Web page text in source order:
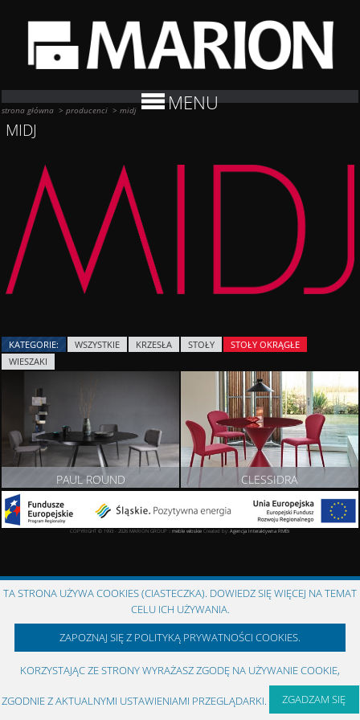
MENU
strona główna >producenci >midj
MIDJ
KATEGORIE: WSZYSTKIE KRZESŁA STOŁY
STOŁY OKRĄGŁE
WIESZAKI
PAUL ROUND
ZOBACZ PRODUKT
CLESSIDRA
ZOBACZ PRODUKT
COPYRIGHT © 1993 - 2026 MARION GROUP ::meble włoskieCreated by:Agencja Interaktywna RMBi
TA STRONA UŻYWA COOKIES (CIASTECZKA). DOWIEDZ SIĘ WIĘCEJ NA TEMAT
CELU ICH UŻYWANIA.
ZAPOZNAJ SIĘ Z POLITYKĄ PRYWATNOŚCI COOKIES.
KORZYSTAJĄC ZE STRONY WYRAŻASZ ZGODĘ NA UŻYWANIE COOKIE,
ZGODNIE Z AKTUALNYMI USTAWIENIAMI PRZEGLĄDARKI. ZGADZAM SIĘ